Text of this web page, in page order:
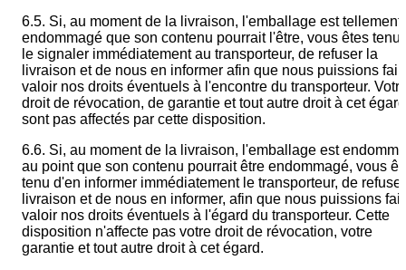
6.5. Si, au moment de la livraison, l'emballage est tellement
endommagé que son contenu pourrait l'être, vous êtes tenu
le signaler immédiatement au transporteur, de refuser la
livraison et de nous en informer afin que nous puissions
valoir nos droits éventuels à l'encontre du transporteur.
droit de révocation, de garantie et tout autre droit à cet
sont pas affectés par cette disposition.
6.6. Si, au moment de la livraison, l'emballage est
au point que son contenu pourrait être endommagé, vous
tenu d'en informer immédiatement le transporteur, de
livraison et de nous en informer, afin que nous puissions
valoir nos droits éventuels à l'égard du transporteur. Cette
disposition n'affecte pas votre droit de révocation, votre
garantie et tout autre droit à cet égard.